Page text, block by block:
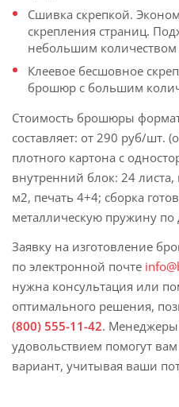
Сшивка скрепкой.
скрепления страниц.
небольшим количеством
Клеевое бесшовное
брошюр с большим
Стоимость брошюры
составляет: от 290 руб/шт.
плотного картона с
внутренний блок: 24
м2, печать 4+4; сборка
металлическую пружину по
Заявку на изготовление
по электронной почте
нужна консультация или
оптимального решения,
(800) 555-11-42.
удовольствием помогут
вариант, учитывая ваши